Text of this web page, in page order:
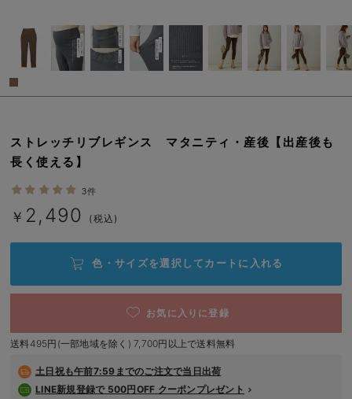
ハレの日に着るANGELIEBEのセレモニー
買って正解！高評価レビューアイテム
便利な育児家電
Gift Selection 出産祝い
ファルスカ
入院準備の持ち物チェック
ストレッチリブレギンス マタニティ・産後【出産後も
長く使える】
3件
￥ 2,490 (税込)
色・サイズを選択して カートに入れる
お気に入りに登録
送料495円(一部地域を除く) 7,700円以上で送料無料
土日祝も午前7:59までのご注文で当日出荷
LINE新規登録で 500円OFF クーポンプレゼント